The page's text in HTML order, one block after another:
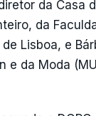
da Casa
da
Lisboa, e
e da Moda